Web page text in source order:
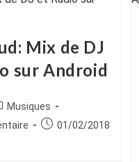
Mix de DJ
sur Android
Musiques
Publication
01/02/2018